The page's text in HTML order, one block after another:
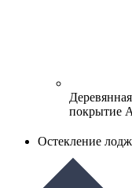
покрытие
Остекление